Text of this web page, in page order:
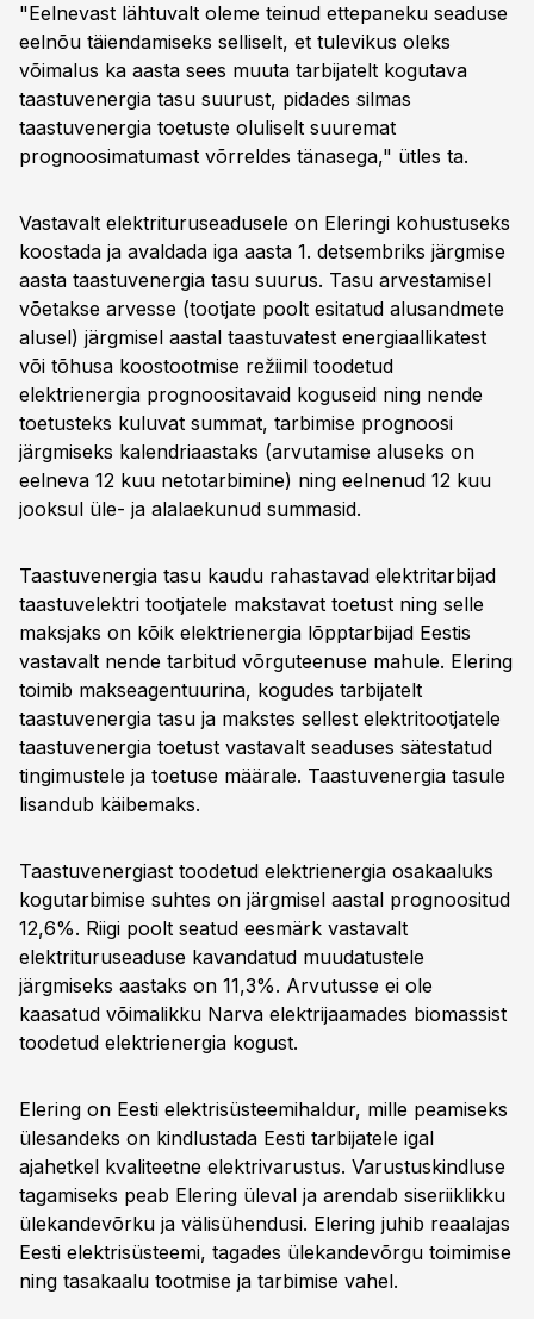
"Eelnevast lähtuvalt oleme teinud ettepaneku seaduse
eelnõu täiendamiseks selliselt, et tulevikus oleks
võimalus ka aasta sees muuta tarbijatelt kogutava
taastuvenergia tasu suurust, pidades silmas
taastuvenergia toetuste oluliselt suuremat
prognoosimatumast võrreldes tänasega," ütles ta.
Vastavalt elektrituruseadusele on Eleringi kohustuseks
koostada ja avaldada iga aasta 1. detsembriks järgmise
aasta taastuvenergia tasu suurus. Tasu arvestamisel
võetakse arvesse (tootjate poolt esitatud alusandmete
alusel) järgmisel aastal taastuvatest energiaallikatest
või tõhusa koostootmise režiimil toodetud
elektrienergia prognoositavaid koguseid ning nende
toetusteks kuluvat summat, tarbimise prognoosi
järgmiseks kalendriaastaks (arvutamise aluseks on
eelneva 12 kuu netotarbimine) ning eelnenud 12 kuu
jooksul üle- ja alalaekunud summasid.
Taastuvenergia tasu kaudu rahastavad elektritarbijad
taastuvelektri tootjatele makstavat toetust ning selle
maksjaks on kõik elektrienergia lõpptarbijad Eestis
vastavalt nende tarbitud võrguteenuse mahule. Elering
toimib makseagentuurina, kogudes tarbijatelt
taastuvenergia tasu ja makstes sellest elektritootjatele
taastuvenergia toetust vastavalt seaduses sätestatud
tingimustele ja toetuse määrale. Taastuvenergia tasule
lisandub käibemaks.
Taastuvenergiast toodetud elektrienergia osakaaluks
kogutarbimise suhtes on järgmisel aastal prognoositud
12,6%. Riigi poolt seatud eesmärk vastavalt
elektrituruseaduse kavandatud muudatustele
järgmiseks aastaks on 11,3%. Arvutusse ei ole
kaasatud võimalikku Narva elektrijaamades biomassist
toodetud elektrienergia kogust.
Elering on Eesti elektrisüsteemihaldur, mille peamiseks
ülesandeks on kindlustada Eesti tarbijatele igal
ajahetkel kvaliteetne elektrivarustus. Varustuskindluse
tagamiseks peab Elering üleval ja arendab siseriiklikku
ülekandevõrku ja välisühendusi. Elering juhib reaalajas
Eesti elektrisüsteemi, tagades ülekandevõrgu toimimise
ning tasakaalu tootmise ja tarbimise vahel.